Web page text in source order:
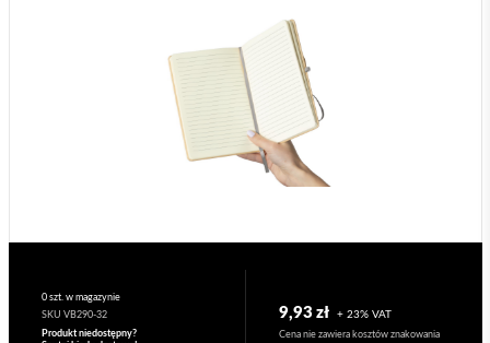
0 szt. w magazynie
SKU VB290-32
Produkt niedostępny?
9,93 zł + 23% VAT
Cena nie zawiera kosztów znakowania